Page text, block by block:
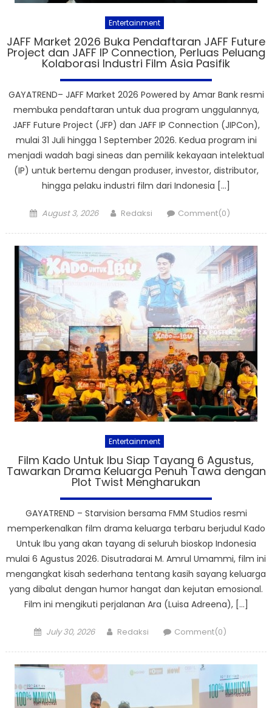
Entertainment
JAFF Market 2026 Buka Pendaftaran JAFF Future
Project dan JAFF IP Connection, Perluas Peluang
Kolaborasi Industri Film Asia Pasifik
GAYATREND– JAFF Market 2026 Powered by Amar Bank resmi
membuka pendaftaran untuk dua program unggulannya,
JAFF Future Project (JFP) dan JAFF IP Connection (JIPCon),
mulai 31 Juli hingga 1 September 2026. Kedua program ini
menjadi wadah bagi sineas dan pemilik kekayaan intelektual
(IP) untuk bertemu dengan produser, investor, distributor,
hingga pelaku industri film dari Indonesia […]
Posted
August 3, 2026 Author
Redaksi Comment(0)
Entertainment
Film Kado Untuk Ibu Siap Tayang 6 Agustus,
Tawarkan Drama Keluarga Penuh Tawa dengan
Plot Twist Mengharukan
GAYATREND – Starvision bersama FMM Studios resmi
memperkenalkan film drama keluarga terbaru berjudul Kado
Untuk Ibu yang akan tayang di seluruh bioskop Indonesia
mulai 6 Agustus 2026. Disutradarai M. Amrul Umammi, film ini
mengangkat kisah sederhana tentang kasih sayang keluarga
yang dibalut dengan humor hangat dan kejutan emosional.
Film ini mengikuti perjalanan Ara (Luisa Adreena), […]
Posted
July 30, 2026 Author
Redaksi Comment(0)